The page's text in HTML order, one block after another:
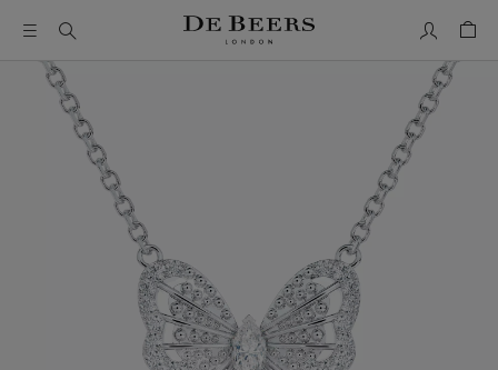
Il s’agit d’un carrousel avec une grande image et une piste